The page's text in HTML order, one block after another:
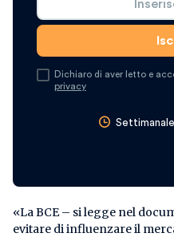
Dichiaro di aver letto e
privacy
Settimanale
«La BCE – si legge nel
evitare di influenzare il